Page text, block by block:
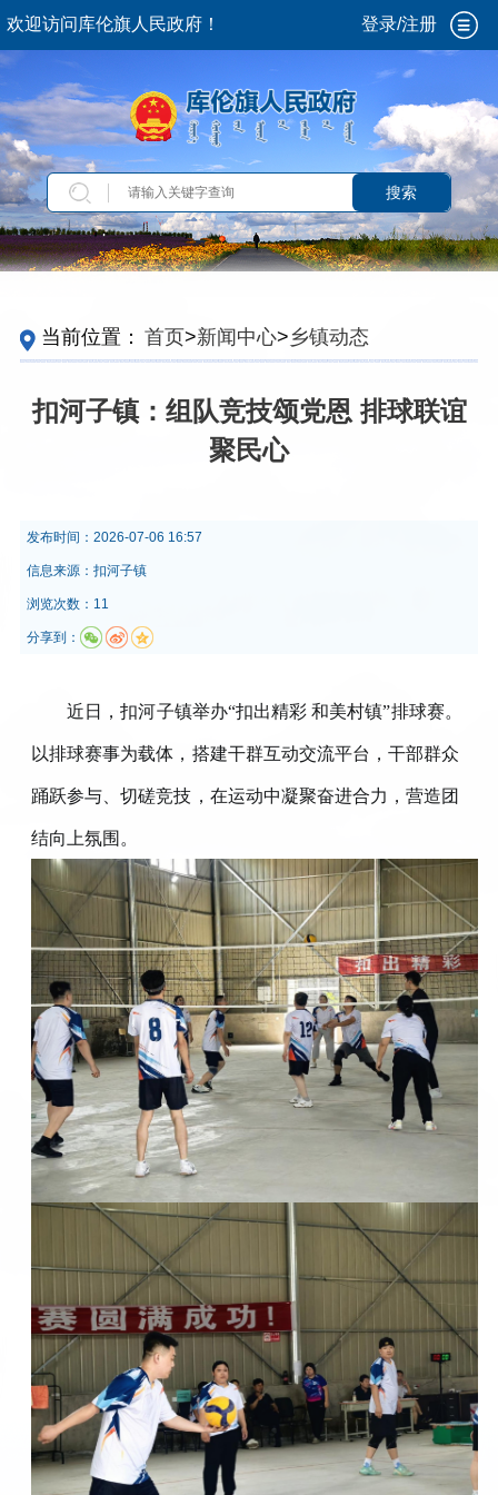
欢迎访问库伦旗人民政府！ 登录/注册
搜索
当前位置： 首页>新闻中心>乡镇动态
扣河子镇：组队竞技颂党恩 排球联谊
聚民心
发布时间： 2026-07-06 16:57
信息来源： 扣河子镇
浏览次数：11
分享到：
近日，扣河子镇举办“扣出精彩 和美村镇”排球赛。
以排球赛事为载体，搭建干群互动交流平台，干部群众
踊跃参与、切磋竞技，在运动中凝聚奋进合力，营造团
结向上氛围。